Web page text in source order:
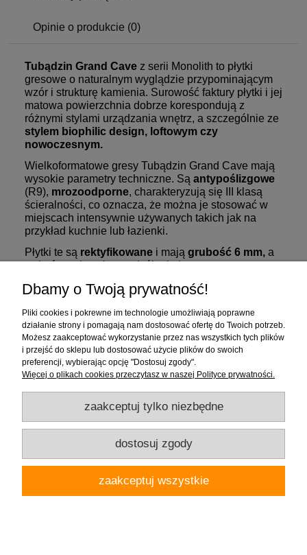
Opinie o produkcie (0)
Tubądzin Grand Cave z serii Monolith to płytki
gresowe o naturalnym wyglądzie przypominającym
wzór i strukturę kamienia. Surowość faktury płytki i jej
matowa powierzchnia dobrze korespondują z
różnymi stylami urządzania wnętrz, a szczególnie ze
stylem biophilic design, loftowym czy
nowoczesnym.
Wielkoformatowe gresy Tubądzin Grand Cave mają
wysokie parametry techniczne. Są antypoślizgowe
(R9), mrozoodporne, charakteryzują się III klasą
ścieralności, co oznacza, że można je stosować w
miejscach intensywnie używanych takich jak na
przykład kuchnie lub łazienki.
Płytki te są rektyfikowane i mają grubość 6 mm, a
wykończenie to lapato (półpoler).
Zakupy
Pomoc
Moje konto
Informacje
Firma "Wnętrza" Alicja Galewska | ul. Czapliniecka 1, 97-400 Bełchatów |
woj.łódzkie | tel.: 786912008, 789280889 | email: wnetrza.shop@gmail.com |
Dbamy o Twoją prywatność!
Pliki cookies i pokrewne im technologie umożliwiają poprawne
działanie strony i pomagają nam dostosować ofertę do Twoich potrzeb.
Możesz zaakceptować wykorzystanie przez nas wszystkich tych plików
i przejść do sklepu lub dostosować użycie plików do swoich
preferencji, wybierając opcję "Dostosuj zgody".
Więcej o plikach cookies przeczytasz w naszej Polityce prywatności.
zaakceptuj tylko niezbędne
dostosuj zgody
zaakceptuj wszystkie